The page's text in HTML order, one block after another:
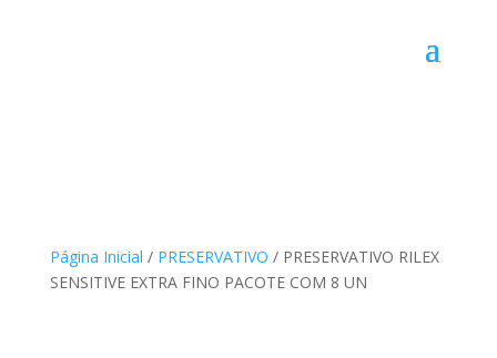
Página Inicial / PRESERVATIVO / PRESERVATIVO RILEX
SENSITIVE EXTRA FINO PACOTE COM 8 UN